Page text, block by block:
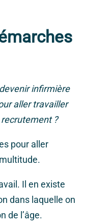
infirmière
aller travailler
recrutement ?
pour aller
Il en existe
dans laquelle on
de l’âge.